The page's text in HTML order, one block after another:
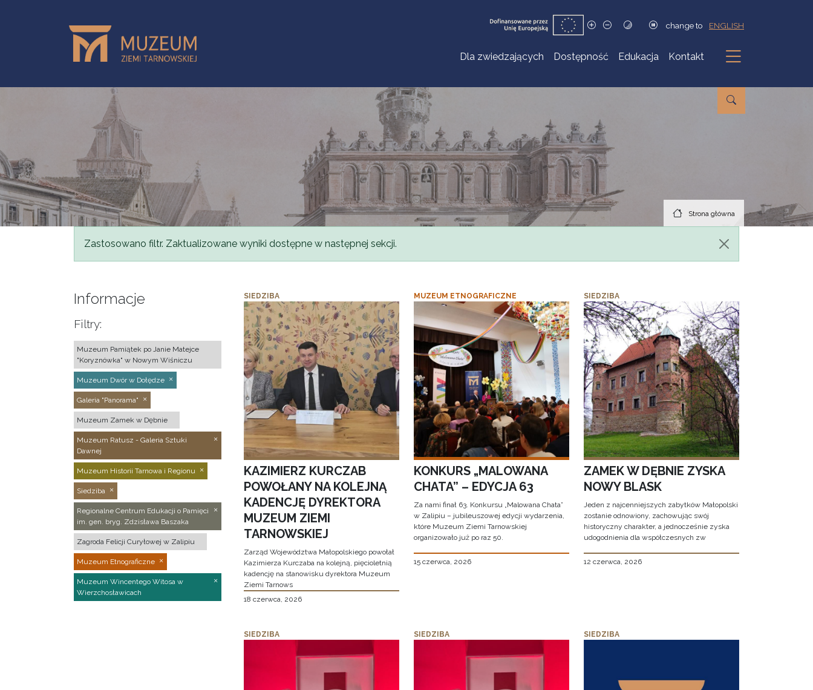
change to ENGLISH
Dla zwiedzających Dostępność Edukacja Kontakt
Podmenu
Strona główna
Komunikat
Zastosowano filtr. Zaktualizowane wyniki dostępne w następnej sekcji.
Informacje
Filtry:
Muzeum Pamiątek po Janie Matejce
"Koryznówka" w Nowym Wiśniczu
Muzeum Dwór w Dołędze
Galeria "Panorama"
Muzeum Zamek w Dębnie
Muzeum Ratusz - Galeria Sztuki
Dawnej
Muzeum Historii Tarnowa i Regionu
Siedziba
Regionalne Centrum Edukacji o Pamięci
im. gen. bryg. Zdzisława Baszaka
Zagroda Felicji Curyłowej w Zalipiu
Muzeum Etnograficzne
Muzeum Wincentego Witosa w
Wierzchosławicach
SIEDZIBA
KAZIMIERZ KURCZAB
POWOŁANY NA KOLEJNĄ
KADENCJĘ DYREKTORA
MUZEUM ZIEMI
TARNOWSKIEJ
Zarząd Województwa Małopolskiego powołał
Kazimierza Kurczaba na kolejną, pięcioletnią
kadencję na stanowisku dyrektora Muzeum
Ziemi Tarnows
18 czerwca, 2026
MUZEUM ETNOGRAFICZNE
KONKURS „MALOWANA
CHATA” – EDYCJA 63
Za nami finał 63. Konkursu „Malowana Chata”
w Zalipiu – jubileuszowej edycji wydarzenia,
które Muzeum Ziemi Tarnowskiej
organizowało już po raz 50.
15 czerwca, 2026
SIEDZIBA
ZAMEK W DĘBNIE ZYSKA
NOWY BLASK
Jeden z najcenniejszych zabytków Małopolski
zostanie odnowiony, zachowując swój
historyczny charakter, a jednocześnie zyska
udogodnienia dla współczesnych zw
12 czerwca, 2026
SIEDZIBA SIEDZIBA SIEDZIBA